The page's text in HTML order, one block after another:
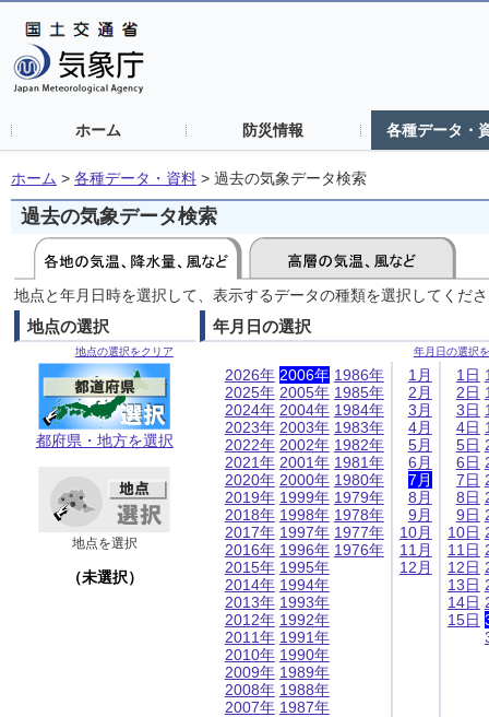
ホーム 防災情報 各種データ・
ホーム > 各種データ・資料 > 過去の気象データ検索
過去の気象データ検索
地点と年月日時を選択して、表示するデータの種類を選択してくだ
地点の選択
地点の選択をクリア
都府県・地方を選択
地点を選択
（未選択）
年月日の選択
年月日の選択
2026年
2025年
2024年
2023年
2022年
2021年
2020年
2019年
2018年
2017年
2016年
2015年
2014年
2013年
2012年
2011年
2010年
2009年
2008年
2007年
2006年
2005年
2004年
2003年
2002年
2001年
2000年
1999年
1998年
1997年
1996年
1995年
1994年
1993年
1992年
1991年
1990年
1989年
1988年
1987年
1986年
1985年
1984年
1983年
1982年
1981年
1980年
1979年
1978年
1977年
1976年
1月
2月
3月
4月
5月
6月
7月
8月
9月
10月
11月
12月
1日
2日
3日
4日
5日
6日
7日
8日
9日
10日
11日
12日
13日
14日
15日